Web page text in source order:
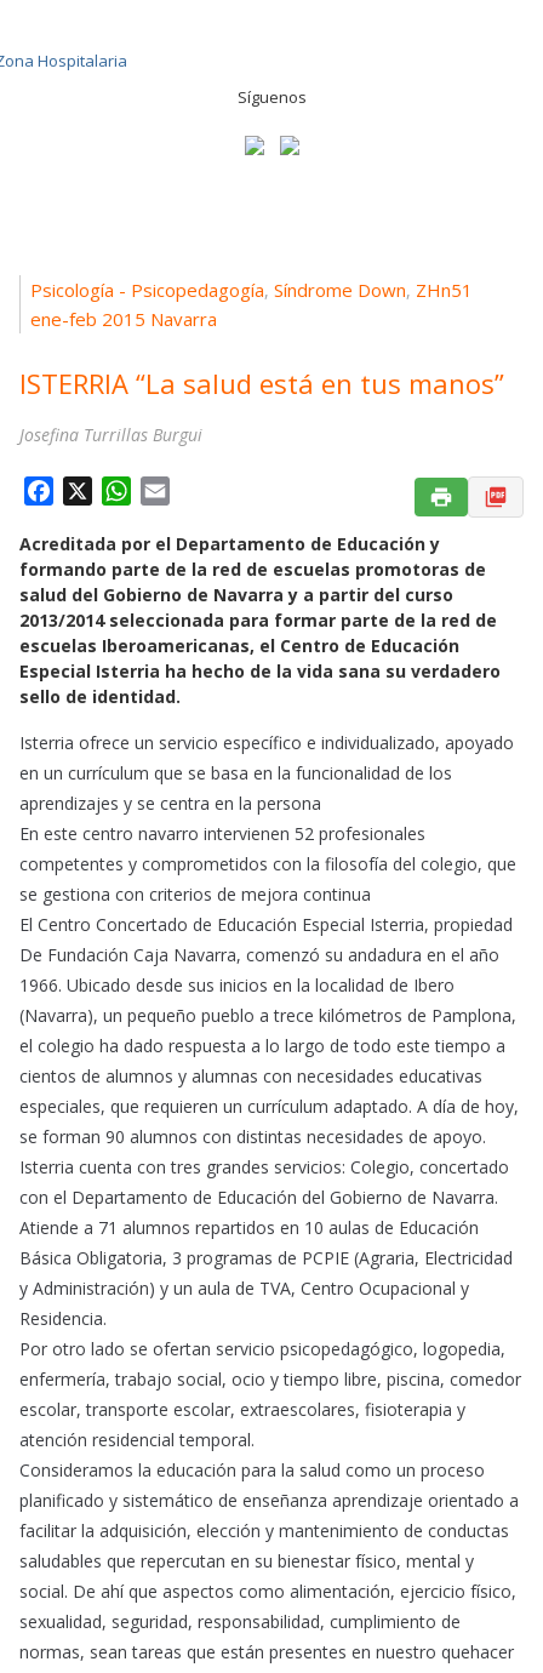
Síguenos
Psicología - Psicopedagogía, Síndrome Down, ZHn51
ene-feb 2015 Navarra
ISTERRIA “La salud está en tus manos”
Josefina Turrillas Burgui
c
e
b
o
o
k
W
a
t
s
A
p
p
a
i
l
Acreditada por el Departamento de Educación y
formando parte de la red de escuelas promotoras de
salud del Gobierno de Navarra y a partir del curso
2013/2014 seleccionada para formar parte de la red de
escuelas Iberoamericanas, el Centro de Educación
Especial Isterria ha hecho de la vida sana su verdadero
sello de identidad.
Isterria ofrece un servicio específico e individualizado, apoyado
en un currículum que se basa en la funcionalidad de los
aprendizajes y se centra en la persona
En este centro navarro intervienen 52 profesionales
competentes y comprometidos con la filosofía del colegio, que
se gestiona con criterios de mejora continua
El Centro Concertado de Educación Especial Isterria, propiedad
De Fundación Caja Navarra, comenzó su andadura en el año
1966. Ubicado desde sus inicios en la localidad de Ibero
(Navarra), un pequeño pueblo a trece kilómetros de Pamplona,
el colegio ha dado respuesta a lo largo de todo este tiempo a
cientos de alumnos y alumnas con necesidades educativas
especiales, que requieren un currículum adaptado. A día de hoy,
se forman 90 alumnos con distintas necesidades de apoyo.
Isterria cuenta con tres grandes servicios: Colegio, concertado
con el Departamento de Educación del Gobierno de Navarra.
Atiende a 71 alumnos repartidos en 10 aulas de Educación
Básica Obligatoria, 3 programas de PCPIE (Agraria, Electricidad
y Administración) y un aula de TVA, Centro Ocupacional y
Residencia.
Por otro lado se ofertan servicio psicopedagógico, logopedia,
enfermería, trabajo social, ocio y tiempo libre, piscina, comedor
escolar, transporte escolar, extraescolares, fisioterapia y
atención residencial temporal.
Consideramos la educación para la salud como un proceso
planificado y sistemático de enseñanza aprendizaje orientado a
facilitar la adquisición, elección y mantenimiento de conductas
saludables que repercutan en su bienestar físico, mental y
social. De ahí que aspectos como alimentación, ejercicio físico,
sexualidad, seguridad, responsabilidad, cumplimiento de
normas, sean tareas que están presentes en nuestro quehacer